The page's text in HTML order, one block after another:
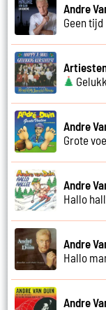
Andre
Geen tijd
Andre
Grote
Andre
Hallo
Andre
Hallo
Andre